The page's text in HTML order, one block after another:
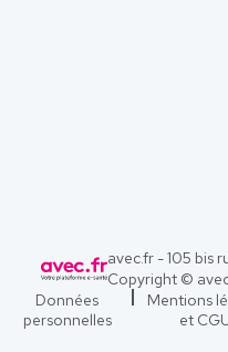
avec.fr - 105 bis
Copyright ©
Données
personnelles
Mentions
et